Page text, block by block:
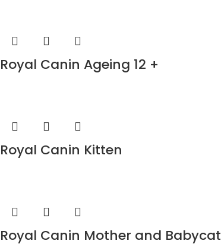
Royal Canin Ageing 12 +
Royal Canin Kitten
Royal Canin Mother and Babycat